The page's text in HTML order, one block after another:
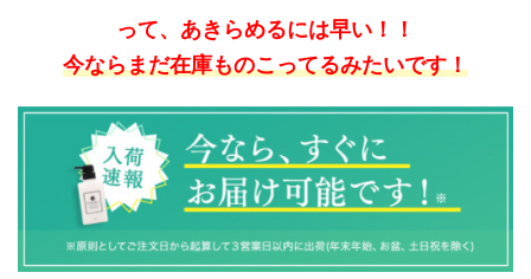
って、あきらめるには早い！！
今ならまだ在庫ものこってるみたいです！